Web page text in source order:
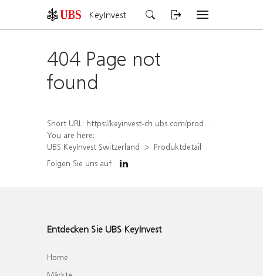
KeyInvest
404 Page not
found
Short URL: https://keyinvest-ch.ubs.com/produkt/detail/index/isin/CH1569448124
You are here:
UBS KeyInvest Switzerland
Produktdetail
Folgen Sie uns auf
Entdecken Sie UBS KeyInvest
Home